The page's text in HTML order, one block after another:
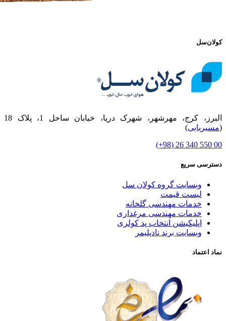
کولان‌سل
البرز، کرج، مهرشهر، شهرک دریا، خیابان ساحل 1، پلاک 18
(مسیریابی)
00 550 340 26 (98+)
دسترسی سریع
وبسایت گروه کولان سل
لیست قیمت
خدمات مهندسی گلخانه
خدمات مهندسی مرغداری
اپلیکیشن انتخاب پد کولری
وبسایت برند نادپلیمر
نماد اعتماد